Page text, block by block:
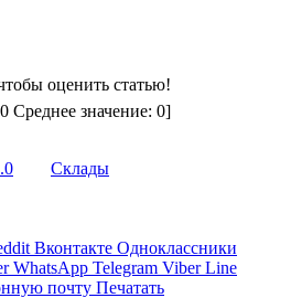
оценить статью!
0 Среднее значение: 0]
Склады
Вконтакте Одноклассники
WhatsApp Telegram Viber Line
почту Печатать